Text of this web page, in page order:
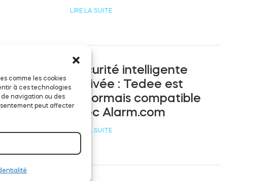
comme les cookies
à ces technologies
navigation ou des
peut affecter
LIRE LA SUITE
Sécurité intelligente
activée : Tedee est
désormais compatible
avec Alarm.com
LIRE LA SUITE